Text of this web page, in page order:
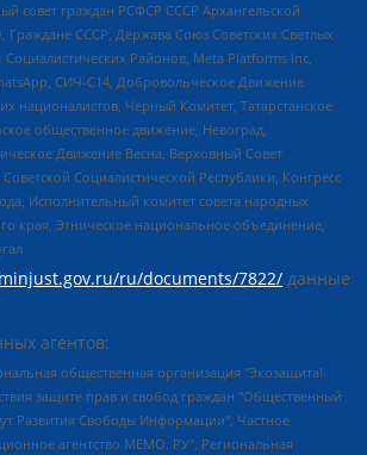
совет граждан РСФСР СССР Архангельской
Граждане СССР, Держава Союз Советских Светлых
Социалистических Районов, Meta Platforms Inc,
СИЧ-С14, Добровольческое Движение
националистов, Черный Комитет, Татарстанское
общественное движение, Невоград,
Движение Весна, Верховный Совет
Социалистической Республики, Конгресс
Исполнительный комитет совета народных
края, Этническое национальное объединение,
ru/documents/7822/ данные
агентов:
Маркелов Сергей Евгеньевич, Пономарев Лев Александрович, Савицкая Людмила Алексеевна, Автономная некоммерческая организация "Центр по работе с проблемой насилия "НАСИЛИЮ.НЕТ", Межрегиональный профессиональный союз работников здравоохранения "Альянс врачей", Юридическое лицо, зарегистрированное в Латвийской Республике, SIA "Medusa Project" (регистрационный номер 40103797863, дата регистрации 10.06.2014), Некоммерческая организация "Фонд по борьбе с коррупцией", Автономная некоммерческая организация "Институт права и публичной политики", Баданин Роман Сергеевич, Гликин Максим Александрович, Железнова Мария Михайловна, Лукьянова Юлия Сергеевна, Маетная Елизавета Витальевна, Маняхин Петр Борисович, Чуракова Ольга Владимировна, Ярош Юлия Петровна, Юридическое лицо "The Insider SIA", зарегистрированное в Риге, Латвийская Республика (дата регистрации 26.06.2015), являющееся администратором доменного имени интернет-издания "The Insider SIA", https://theins.ru, Постернак Алексей Евгеньевич, Рубин Михаил Аркадьевич, Анин Роман Александрович, Юридическое лицо Istories fonds, зарегистрированное в Латвийской Республике (регистрационный номер 50008295751, дата регистрации 24.02.2020), Великовский Дмитрий Александрович, Долинина Ирина Николаевна, Мароховская Алеся Алексеевна, Шлейнов Роман Юрьевич, Шмагун Олеся Валентиновна, Общество с ограниченной ответственностью "Альтаир 2021", Общество с ограниченной ответственностью "Вега 2021", Общество с ограниченной ответственностью "Главный редактор 2021", Общество с ограниченной ответственностью "Ромашки монолит", Важенков Артем Валерьевич, Ивановская областная общественная организация "Центр гендерных исследований", Гурман Юрий Альбертович, Медиапроект "ОВД-Инфо", Егоров Владимир Владимирович, Жилинский Владимир Александрович, Общество с ограниченной ответственностью "ЗП", Иванова София Юрьевна, Карезина Инна Павловна, Кильтау Екатерина Викторовна, Петров Алексей Викторович, Пискунов Сергей Евгеньевич, Смирнов Сергей Сергеевич, Тихонов Михаил Сергеевич, Общество с ограниченной ответственностью "ЖУРНАЛИСТ-ИНОСТРАННЫЙ АГЕНТ", Арапова Галина Юрьевна, Вольтская Татьяна Анатольевна, Американская компания "Mason G.E.S. Anonymous Foundation" (США), являющаяся владельцем интернет-издания https://mnews.world/, Компания "Stichting Bellingcat", зарегистрированная в Нидерландах (дата регистрации 11.07.2018), Захаров Андрей Вячеславович, Клепиковская Екатерина Дмитриевна, Общество с ограниченной ответственностью "МЕМО", Перл Роман Александрович, Симонов Евгений Алексеевич, Соловьева Елена Анатольевна, Сотников Даниил Владимирович, Сурначева Елизавета Дмитриевна, Автономная некоммерческая организация по защите прав человека и информированию населения "Якутия – Наше Мнение", Общество с ограниченной ответственностью "Москоу диджитал медиа", с 26.01.2023 Общество с ограниченной ответственностью "Чайка Белые сады", Ветошкина Валерия Валерьевна, Заговора Максим Александрович, Межрегиональное общественное движение "Российская ЛГБТ - сеть", Оленичев Максим Владимирович, Павлов Иван Юрьевич, Скворцова Елена Сергеевна, Общество с ограниченной ответственностью "Как бы инагент", Кочетков Игорь Викторович, Общество с ограниченной ответственностью "Честные выборы", Еланчик Олег Александрович, Общество с ограниченной ответственностью "Нобелевский призыв", Гималова Регина Эмилевна, Григорьев Андрей Валерьевич, Григорьева Алина Александровна, Ассоциация по содействию защите прав призывников, альтернативнослужащих и военнослужащих "Правозащитная группа "Гражданин.Армия.Право", Хисамова Регина Фаритовна, Автономная некоммерческая организация по реализации социально-правовых программ "Лилит", Дальневосточное общественное движение "Маяк", Санкт-Петербургская ЛГБТ-инициативная группа "Выход", Инициативная группа ЛГБТ+ "Реверс", Алексеев Андрей Викторович, Бекбулатова Таисия Львовна, Беляев Иван Михайлович, Владыкина Елена Сергеевна, Гельман Марат Александрович, Никульшина Вероника Юрьевна, Толоконникова Надежда Андреевна, Шендерович Виктор Анатольевич, Общество с ограниченной ответственностью "Данное сообщение", Общество с ограниченной ответственностью Издательский дом "Новая глава", Айнбиндер Александра Александровна, Московский комьюнити-центр для ЛГБТ+инициатив, Благотворительный фонд развития филантропии, Deutsche Welle (Германия, Kurt-Schumacher-Strasse 3, 53113 Bonn), Борзунова Мария Михайловна, Воробьев Виктор Викторович, Голубева Анна Львовна, Константинова Алла Михайловна, Малкова Ирина Владимировна, Мурадов Мурад Абдулгалимович, Осетинская Елизавета Николаевна, Понасенков Евгений Николаевич, Ганапольский Матвей Юрьевич, Киселев Евгений Алексеевич, Борухович Ирина Григорьевна, Дремин Иван Тимофеевич, Дубровский Дмитрий Викторович, Красноярская региональная общественная организация поддержки и развития альтернативных образовательных технологий и межкультурных коммуникаций "ИНТЕРРА", Маяковская Екатерина Алексеевна, Фейгин Марк Захарович, Филимонов Андрей Викторович, Дзугкоева Регина Николаевна, Доброхотов Роман Александрович, Дудь Юрий Александрович, Елкин Сергей Владимирович, Кругликов Кирилл Игоревич, Сабунаева Мария Леонидовна, Семенов Алексей Владимирович, Шаинян Карен Багратович, Шульман Екатерина Михайловна, Асафьев Артур Валерьевич, Вахштайн Виктор Семенович, Венедиктов Алексей Алексеевич, Лушникова Екатерина Евгеньевна, Волков Леонид Михайлович, Невзоров Александр Глебович, Пархоменко Сергей Борисович, Сироткин Ярослав Николаевич, Кара-Мурза Владимир Владимирович, Баранова Наталья Владимировна, Гозман Леонид Яковлевич, Кагарлицкий Борис Юльевич, Климарев Михаил Валерьевич, Милов Владимир Станиславович, Автономная некоммерческая организация Краснодарский центр современного искусства "Типография", Моргенштерн Алишер Тагирович, Соболь Любовь Эдуардовна, Общество с ограниченной ответственностью "ЛИЗА НОРМ", Каспаров Гарри Кимович, Ходорковский Михаил Борисович, Общество с ограниченной ответственностью "Апрельские тезисы", Данилович Ирина Брониславовна, Кашин Олег Владимирович, Петров Николай Владимирович, Пивоваров Алексей Владимирович, Соколов Михаил Владимирович, Цветкова Юлия Владимировна, Чичваркин Евгений Александрович, Комитет против пыток/Команда против пыток, Общество с ограниченной ответственностью "Первый научный", Общество с ограниченной ответственностью "Вертолет и ко", Белоцерковская Вероника Борисовна, Кац Максим Евгеньевич, Лазарева Татьяна Юрьевна, Шаведдинов Руслан Табризович, Яшин Илья Валерьевич, Общество с ограниченной ответственностью "Иноагент ААВ", Алешковский Дмитрий Петрович, Альбац Евгения Марковна, Быков Дмитрий Львович, Галямина Юлия Евгеньевна, Лойко Сергей Леонидович, Мартынов Кирилл Константинович, Медведев Сергей Александрович, Крашенинников Федор Геннадиевич, Гордеева Катерина Вл